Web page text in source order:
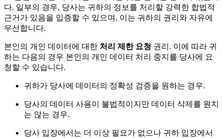
다. 일부의 경우, 당사는 귀하의 정보를 처리할 강력한 합법적
근거가 있음을 입증할 수 있으며, 이는 귀하의 권리와 자유에
우선합니다.
본인의 개인 데이터에 대한 처리 제한 요청 권리. 이에 따라 귀
하는 다음의 경우 본인의 개인 데이터 처리 중지를 당사에 요
청할 수 있습니다.
귀하가 당사에 데이터의 정확성 검증을 원하는 경우.
당사의 데이터 사용이 불법적이지만 데이터 삭제를 원치
는 않는 경우.
당사 입장에서는 더 이상 필요가 없으나 귀하 입장에서